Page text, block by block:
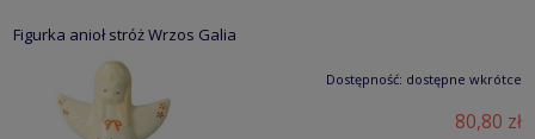
Figurka anioł stróż Wrzos Galia
Dostępność: dostępne wkrótce
80,80 zł